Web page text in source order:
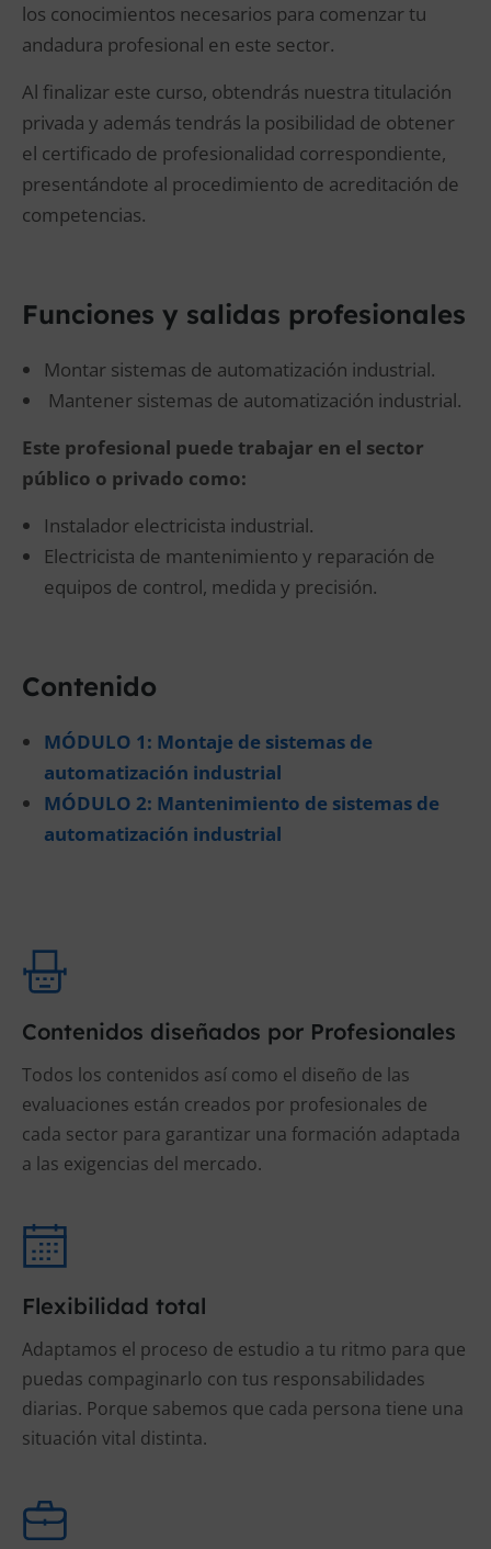
los conocimientos necesarios para comenzar tu
andadura profesional en este sector.
Al finalizar este curso, obtendrás nuestra titulación
privada y además tendrás la posibilidad de obtener
el certificado de profesionalidad correspondiente,
presentándote al procedimiento de acreditación de
competencias.
Funciones y salidas profesionales
Montar sistemas de automatización industrial.
Mantener sistemas de automatización industrial.
Este profesional puede trabajar en el sector
público o privado como:
Instalador electricista industrial.
Electricista de mantenimiento y reparación de
equipos de control, medida y precisión.
Contenido
MÓDULO 1: Montaje de sistemas de
automatización industrial
MÓDULO 2: Mantenimiento de sistemas de
automatización industrial
Contenidos diseñados por Profesionales
Todos los contenidos así como el diseño de las
evaluaciones están creados por profesionales de
cada sector para garantizar una formación adaptada
a las exigencias del mercado.
Flexibilidad total
Adaptamos el proceso de estudio a tu ritmo para que
puedas compaginarlo con tus responsabilidades
diarias. Porque sabemos que cada persona tiene una
situación vital distinta.